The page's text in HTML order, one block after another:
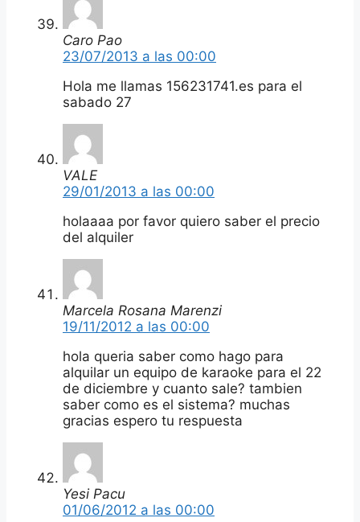
Caro Pao
23/07/2013 a las 00:00
Hola me llamas 156231741.es para el
sabado 27
VALE
29/01/2013 a las 00:00
holaaaa por favor quiero saber el precio
del alquiler
Marcela Rosana Marenzi
19/11/2012 a las 00:00
hola queria saber como hago para
alquilar un equipo de karaoke para el 22
de diciembre y cuanto sale? tambien
saber como es el sistema? muchas
gracias espero tu respuesta
Yesi Pacu
01/06/2012 a las 00:00